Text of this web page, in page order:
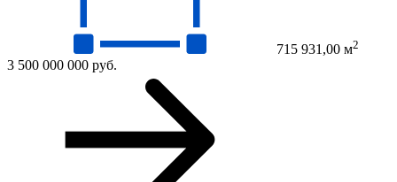
715 931,00 м2
3 500 000 000 руб.